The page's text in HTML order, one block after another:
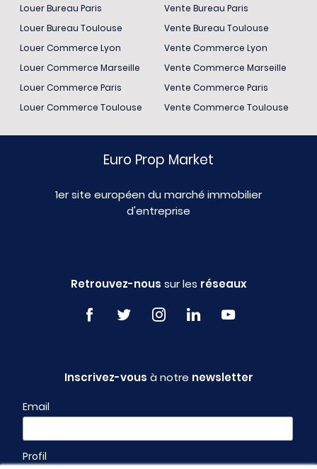
Louer Bureau Paris
Louer Bureau Toulouse
Louer Commerce Lyon
Louer Commerce Marseille
Louer Commerce Paris
Louer Commerce Toulouse
Vente Bureau Paris
Vente Bureau Toulouse
Vente Commerce Lyon
Vente Commerce Marseille
Vente Commerce Paris
Vente Commerce Toulouse
Euro Prop Market
1er site européen du marché immobilier
d'entreprise
Retrouvez-nous sur les réseaux
Inscrivez-vous à notre newsletter
Email
Profil